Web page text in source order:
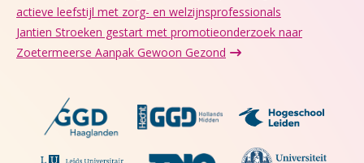
actieve leefstijl met zorg- en welzijnsprofessionals
Jantien Stroeken gestart met promotieonderzoek naar
Zoetermeerse Aanpak Gewoon Gezond